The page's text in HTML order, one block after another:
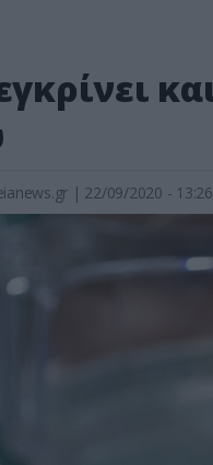
| 22/09/2020 - 13:26